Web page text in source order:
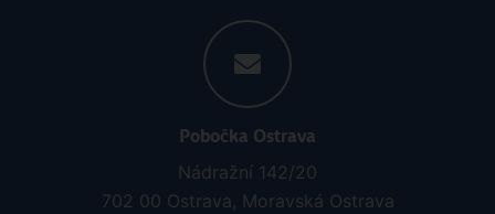
Pobočka Ostrava
Nádražní 142/20
702 00 Ostrava, Moravská Ostrava